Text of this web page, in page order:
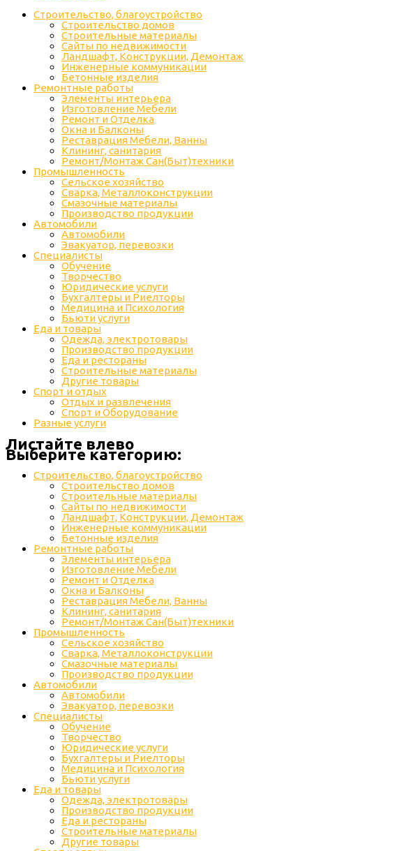
Строительство, благоустройство
Строительство домов
Строительные материалы
Сайты по недвижимости
Ландшафт, Конструкции, Демонтаж
Инженерные коммуникации
Бетонные изделия
Ремонтные работы
Элементы интерьера
Изготовление Мебели
Ремонт и Отделка
Окна и Балконы
Реставрация Мебели, Ванны
Клининг, санитария
Ремонт/Монтаж Сан(Быт)техники
Промышленность
Cельское хозяйство
Сварка, Металлоконструкции
Cмазочные материалы
Производство продукции
Автомобили
Автомобили
Эвакуатор, перевозки
Специалисты
Обучение
Творчество
Юридические услуги
Бухгалтеры и Риелторы
Медицина и Психология
Бьюти услуги
Еда и товары
Одежда, электротовары
Производство продукции
Еда и рестораны
Строительные материалы
Другие товары
Спорт и отдых
Отдых и развлечения
Спорт и Оборудование
Разные услуги
Листайте влево
Выберите категорию:
Строительство, благоустройство
Строительство домов
Строительные материалы
Сайты по недвижимости
Ландшафт, Конструкции, Демонтаж
Инженерные коммуникации
Бетонные изделия
Ремонтные работы
Элементы интерьера
Изготовление Мебели
Ремонт и Отделка
Окна и Балконы
Реставрация Мебели, Ванны
Клининг, санитария
Ремонт/Монтаж Сан(Быт)техники
Промышленность
Cельское хозяйство
Сварка, Металлоконструкции
Cмазочные материалы
Производство продукции
Автомобили
Автомобили
Эвакуатор, перевозки
Специалисты
Обучение
Творчество
Юридические услуги
Бухгалтеры и Риелторы
Медицина и Психология
Бьюти услуги
Еда и товары
Одежда, электротовары
Производство продукции
Еда и рестораны
Строительные материалы
Другие товары